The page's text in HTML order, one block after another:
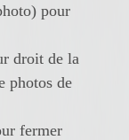
pour
droit de la
photos de
fermer